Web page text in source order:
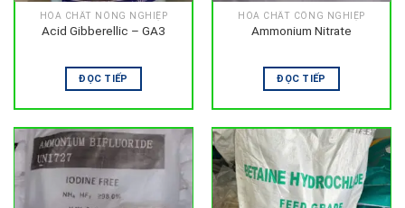
HÓA CHẤT NÔNG NGHIỆP
Acid Gibberellic – GA3
ĐỌC TIẾP
HÓA CHẤT CÔNG NGHIỆP
Ammonium Nitrate
ĐỌC TIẾP